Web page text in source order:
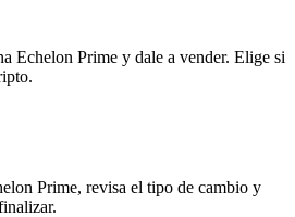
Echelon Prime y dale a vender. Elige si
Prime, revisa el tipo de cambio y